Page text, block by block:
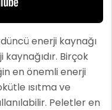
enerji kaynağı
Birçok
en önemli enerji
ısıtma ve
Peletler en